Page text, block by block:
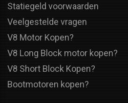
Statiegeld voorwaarden
Veelgestelde vragen
V8 Motor Kopen?
V8 Long Block motor kopen?
V8 Short Block Kopen?
Bootmotoren kopen?